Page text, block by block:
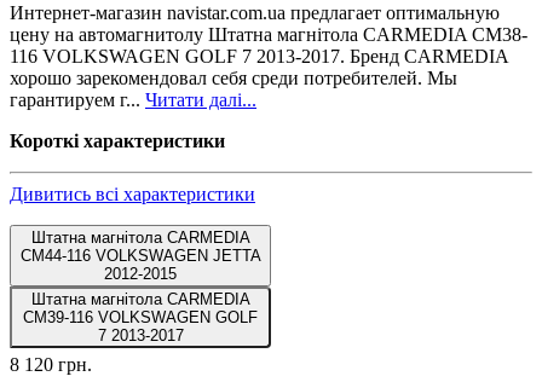
Интернет-магазин navistar.com.ua предлагает оптимальную
цену на автомагнитолу Штатна магнітола CARMEDIA CM38-
116 VOLKSWAGEN GOLF 7 2013-2017. Бренд CARMEDIA
хорошо зарекомендовал себя среди потребителей. Мы
гарантируем г... Читати далі...
Короткі характеристики
Дивитись всі характеристики
Штатна магнітола CARMEDIA
CM44-116 VOLKSWAGEN JETTA
2012-2015
Штатна магнітола CARMEDIA
CM39-116 VOLKSWAGEN GOLF
7 2013-2017
8 120 грн.